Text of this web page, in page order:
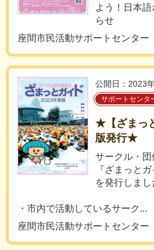
よう！日本
らせ
座間市民活動サポートセンター
公開日：2023
サポートセンタ
★【ざまっ
版発行★
サークル・団
『ざまっと
を発行しまし
・市内で活動しているサーク...
座間市民活動サポートセンター